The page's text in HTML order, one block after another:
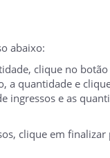
abaixo:
clique no
a quantidade e
ingressos e as
clique em